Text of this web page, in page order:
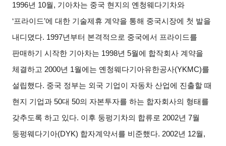
1996년 10월, 기아차는 중국 현지의 옌청웨다기차와
‘프라이드’에 대한 기술제휴 계약을 통해 중국시장에 첫 발을
내디뎠다. 1997년부터 본격적으로 중국에서 프라이드를
판매하기 시작한 기아차는 1998년 5월에 합작회사 계약을
체결하고 2000년 1월에는 옌청웨다기아유한공사(YKMC)를
설립했다. 중국 정부는 외국 기업이 자동차 산업에 진출할 때
현지 기업과 50대 50의 자본투자를 하는 합자회사의 형태를
갖추도록 하고 있다. 이후 둥펑기차의 합류로 2002년 7월
둥펑웨다기아(DYK) 합자계약서를 비준했다. 2002년 12월,